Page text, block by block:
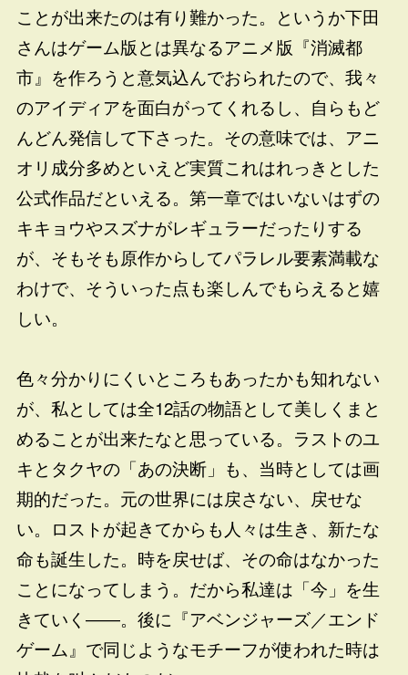
ことが出来たのは有り難かった。というか下田
さんはゲーム版とは異なるアニメ版『消滅都
市』を作ろうと意気込んでおられたので、我々
のアイディアを面白がってくれるし、自らもど
んどん発信して下さった。その意味では、アニ
オリ成分多めといえど実質これはれっきとした
公式作品だといえる。第一章ではいないはずの
キキョウやスズナがレギュラーだったりする
が、そもそも原作からしてパラレル要素満載な
わけで、そういった点も楽しんでもらえると嬉
しい。
色々分かりにくいところもあったかも知れない
が、私としては全12話の物語として美しくまと
めることが出来たなと思っている。ラストのユ
キとタクヤの「あの決断」も、当時としては画
期的だった。元の世界には戻さない、戻せな
い。ロストが起きてからも人々は生き、新たな
命も誕生した。時を戻せば、その命はなかった
ことになってしまう。だから私達は「今」を生
きていく――。後に『アベンジャーズ／エンド
ゲーム』で同じようなモチーフが使われた時は